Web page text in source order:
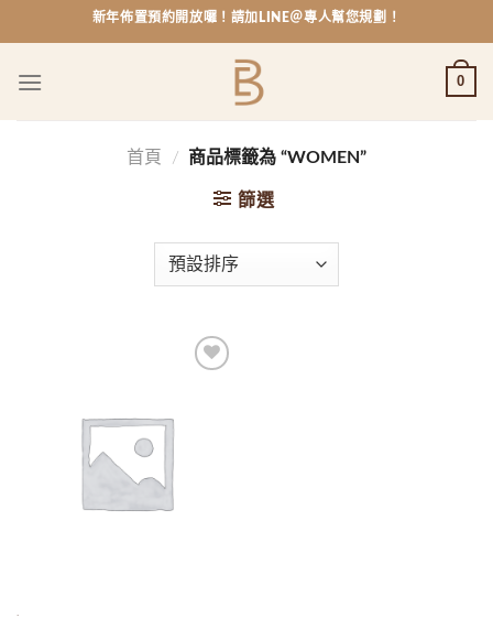
to
新年佈置預約開放囉！請加LINE＠專人幫您規劃！
0
首頁 / 商品標籤為 “WOMEN”
篩選